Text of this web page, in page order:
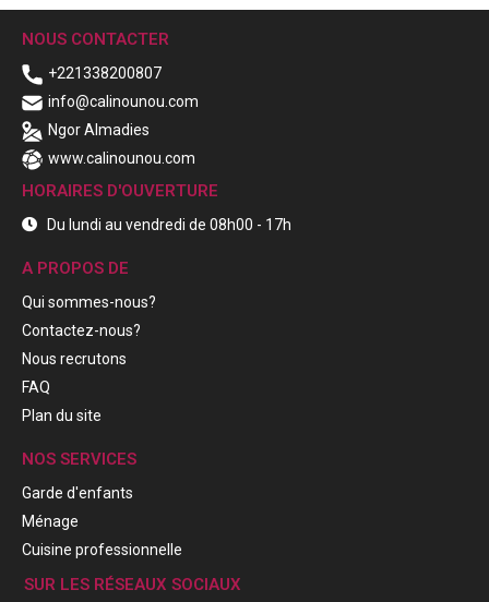
NOUS CONTACTER
+221338200807
info@calinounou.com
Ngor Almadies
www.calinounou.com
HORAIRES D'OUVERTURE
Du lundi au vendredi de 08h00 - 17h
A PROPOS DE
Qui sommes-nous?
Contactez-nous?
Nous recrutons
FAQ
Plan du site
NOS SERVICES
Garde d'enfants
Ménage
Cuisine professionnelle
SUR LES RÉSEAUX SOCIAUX